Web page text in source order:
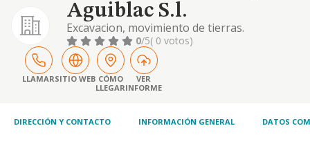
Aguiblac S.l.
Excavacion, movimiento de tierras.
urbanizacion, parcelacion y reparacion de
terrenos. construccion de viviendas de todo
tipo. compraventa y enajenacion, de
inmuebles.
0/5( 0 votos)
LLAMARSITIO WEB CÓMO
LLEGAR
VER
INFORME
DIRECCIÓN Y CONTACTO INFORMACIÓN GENERAL DATOS